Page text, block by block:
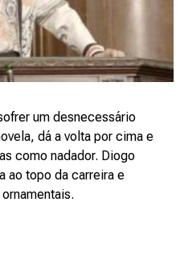
um desnecessário
dá a volta por cima e
como nadador. Diogo
ao topo da carreira e